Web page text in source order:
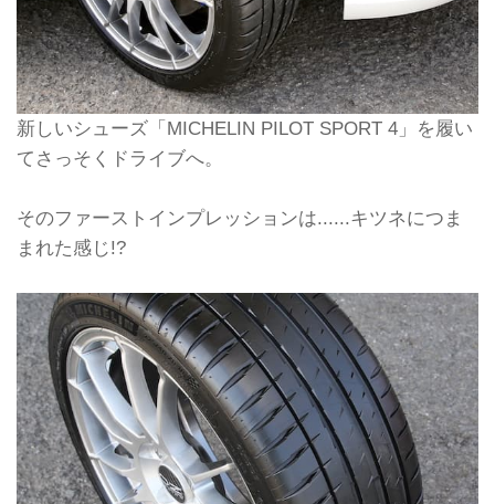
新しいシューズ「MICHELIN PILOT SPORT 4」を履い
てさっそくドライブへ。
そのファーストインプレッションは......キツネにつま
まれた感じ!?